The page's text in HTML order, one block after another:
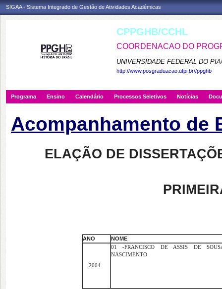
SIGAA - Sistema Integrado de Gestão de Atividades Acadêmicas
CPPGHB/CCHL
COORDENACAO DO
UNIVERSIDADE FEDERAL DO
http://www.posgraduacao.ufpi.br//ppghb
Programa Ensino Calendário Processos Seletivos Notícias
Acompanhamento de
ELAÇÃO DE
ANO NOME
2004
01 -FRANCISCO DE ASSIS DE
NASCIMENTO